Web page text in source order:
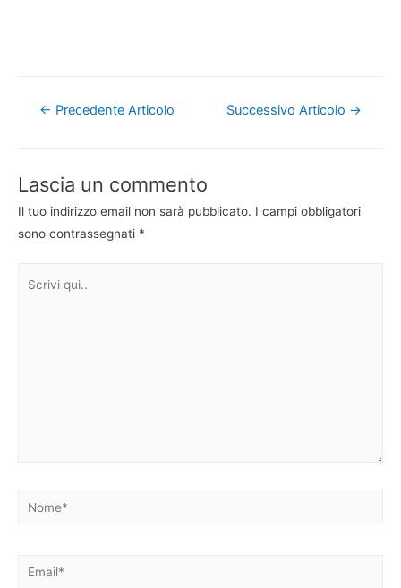
Navigazione
← Precedente Articolo Successivo Articolo →
Lascia un commento
Il tuo indirizzo email non sarà pubblicato. I campi obbligatori
sono contrassegnati *
Nome*
Email*